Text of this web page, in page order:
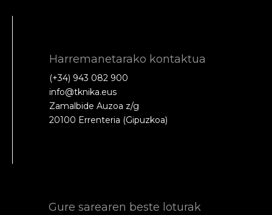
Harremanetarako kontaktua
(+34) 943 082 900
info@tknika.eus
Zamalbide Auzoa z/g
20100 Errenteria (Gipuzkoa)
Gure sarearen beste loturak